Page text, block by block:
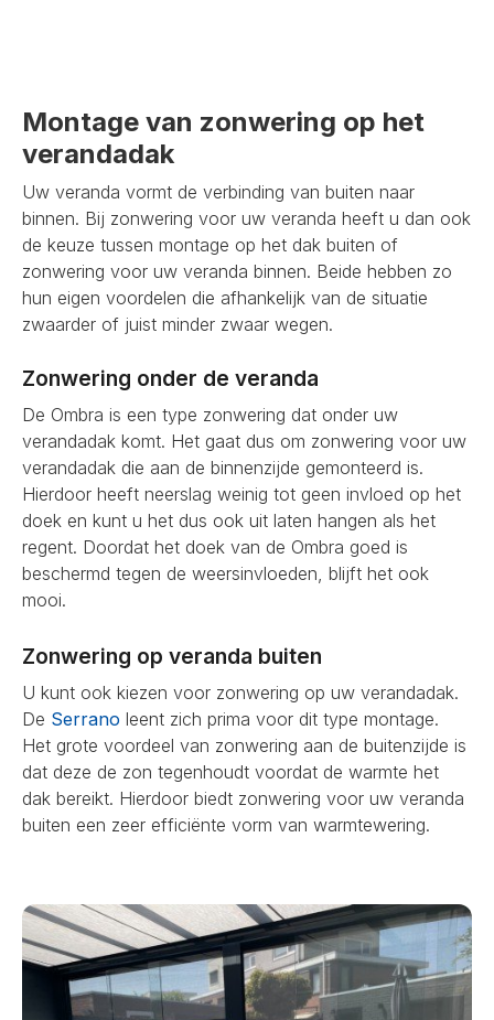
Montage van zonwering op het
verandadak
Uw veranda vormt de verbinding van buiten naar
binnen. Bij zonwering voor uw veranda heeft u dan ook
de keuze tussen montage op het dak buiten of
zonwering voor uw veranda binnen. Beide hebben zo
hun eigen voordelen die afhankelijk van de situatie
zwaarder of juist minder zwaar wegen.
Zonwering onder de veranda
De Ombra is een type zonwering dat onder uw
verandadak komt. Het gaat dus om zonwering voor uw
verandadak die aan de binnenzijde gemonteerd is.
Hierdoor heeft neerslag weinig tot geen invloed op het
doek en kunt u het dus ook uit laten hangen als het
regent. Doordat het doek van de Ombra goed is
beschermd tegen de weersinvloeden, blijft het ook
mooi.
Zonwering op veranda buiten
U kunt ook kiezen voor zonwering op uw verandadak.
De Serrano leent zich prima voor dit type montage.
Het grote voordeel van zonwering aan de buitenzijde is
dat deze de zon tegenhoudt voordat de warmte het
dak bereikt. Hierdoor biedt zonwering voor uw veranda
buiten een zeer efficiënte vorm van warmtewering.